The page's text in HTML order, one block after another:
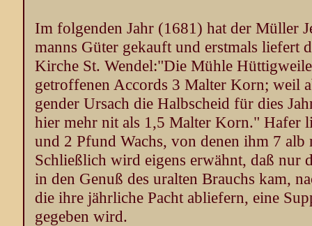
Im folgenden Jahr (1681) hat der Müller
manns Güter gekauft und erstmals liefert
Kirche St. Wendel:"Die Mühle
getroffenen Accords 3 Malter Korn; weil
gender Ursach die Halbscheid für dies
hier mehr nit als 1,5 Malter Korn." Hafer
und 2 Pfund Wachs, von denen ihm 7 alb
Schließlich wird eigens erwähnt, daß
in den Genuß des uralten Brauchs kam,
die ihre jährliche Pacht abliefern, eine
gegeben wird.